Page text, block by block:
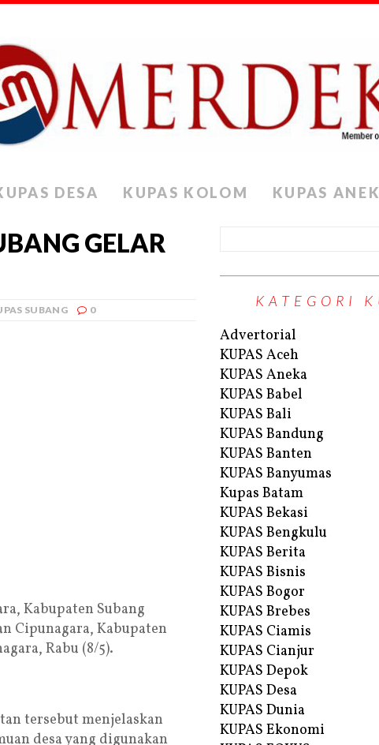
DESA KUPAS KOLOM KUPAS
GELAR
SUBANG 0
Kabupaten Subang
Cipunagara, Kabupaten
Rabu (8/5).
tersebut menjelaskan
desa yang digunakan
KATEGORI
Advertorial
KUPAS Aceh
KUPAS Aneka
KUPAS Babel
KUPAS Bali
KUPAS Bandung
KUPAS Banten
KUPAS Banyumas
Kupas Batam
KUPAS Bekasi
KUPAS Bengkulu
KUPAS Berita
KUPAS Bisnis
KUPAS Bogor
KUPAS Brebes
KUPAS Ciamis
KUPAS Cianjur
KUPAS Depok
KUPAS Desa
KUPAS Dunia
KUPAS Ekonomi